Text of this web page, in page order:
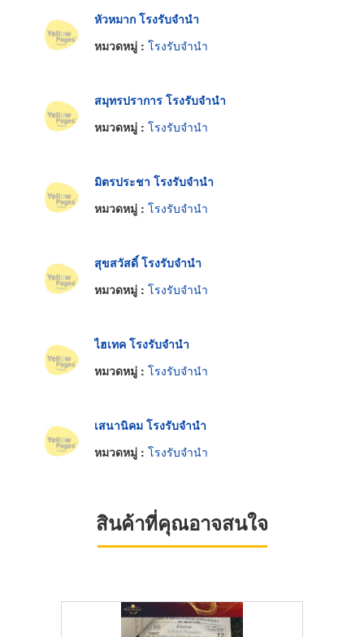
หัวหมาก โรงรับจำนำ
หมวดหมู่ : โรงรับจำนำ
สมุทรปราการ โรงรับจำนำ
หมวดหมู่ : โรงรับจำนำ
มิตรประชา โรงรับจำนำ
หมวดหมู่ : โรงรับจำนำ
สุขสวัสดิ์ โรงรับจำนำ
หมวดหมู่ : โรงรับจำนำ
ไฮเทค โรงรับจำนำ
หมวดหมู่ : โรงรับจำนำ
เสนานิคม โรงรับจำนำ
หมวดหมู่ : โรงรับจำนำ
สินค้าที่คุณอาจสนใจ